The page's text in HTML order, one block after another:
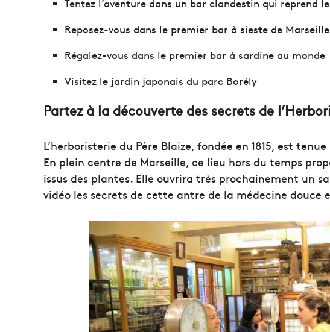
Tentez l’aventure dans un bar clandestin qui reprend
Reposez-vous dans le premier bar à sieste de Marseille
Régalez-vous dans le premier bar à sardine au monde
Visitez le jardin japonais du parc Borély
Partez à la découverte des secrets de
L’herboristerie du Père Blaize, fondée en 1815, est
En plein centre de Marseille, ce lieu hors du temps
issus des plantes. Elle ouvrira très prochainement un
vidéo les secrets de cette antre de la médecine douce